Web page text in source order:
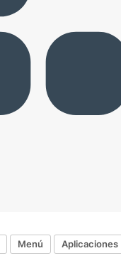
Menú Aplicaciones